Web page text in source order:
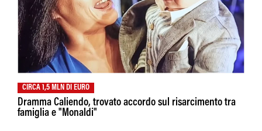
CIRCA 1,5 MLN DI EURO
Dramma Caliendo, trovato accordo sul risarcimento tra
famiglia e "Monaldi"